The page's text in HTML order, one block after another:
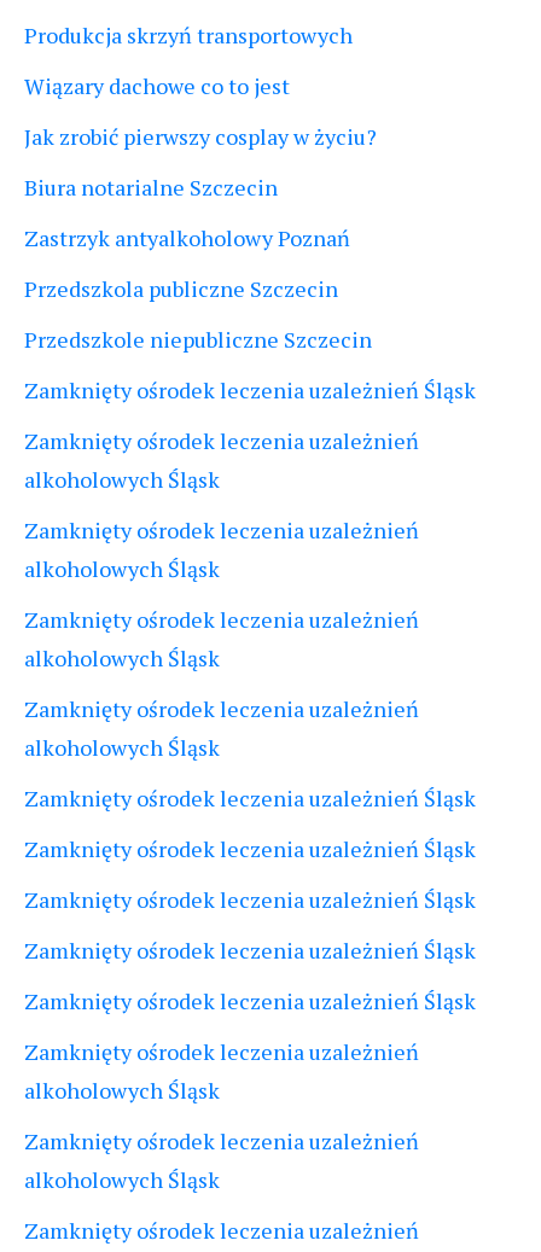
Produkcja skrzyń transportowych
Wiązary dachowe co to jest
Jak zrobić pierwszy cosplay w życiu?
Biura notarialne Szczecin
Zastrzyk antyalkoholowy Poznań
Przedszkola publiczne Szczecin
Przedszkole niepubliczne Szczecin
Zamknięty ośrodek leczenia uzależnień Śląsk
Zamknięty ośrodek leczenia uzależnień
alkoholowych Śląsk
Zamknięty ośrodek leczenia uzależnień
alkoholowych Śląsk
Zamknięty ośrodek leczenia uzależnień
alkoholowych Śląsk
Zamknięty ośrodek leczenia uzależnień
alkoholowych Śląsk
Zamknięty ośrodek leczenia uzależnień Śląsk
Zamknięty ośrodek leczenia uzależnień Śląsk
Zamknięty ośrodek leczenia uzależnień Śląsk
Zamknięty ośrodek leczenia uzależnień Śląsk
Zamknięty ośrodek leczenia uzależnień Śląsk
Zamknięty ośrodek leczenia uzależnień
alkoholowych Śląsk
Zamknięty ośrodek leczenia uzależnień
alkoholowych Śląsk
Zamknięty ośrodek leczenia uzależnień